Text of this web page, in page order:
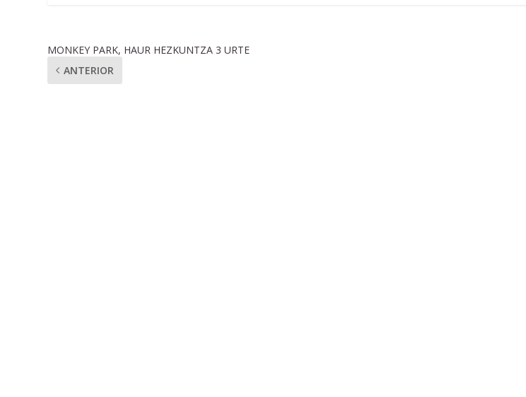
MONKEY PARK, HAUR HEZKUNTZA 3 URTE
ANTERIOR